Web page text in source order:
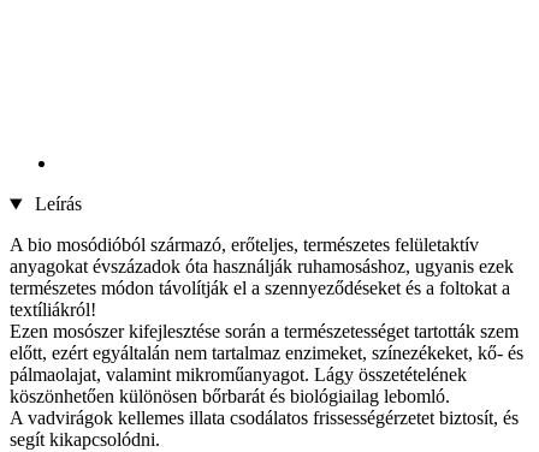
Leírás
A bio mosódióból származó, erőteljes, természetes felületaktív
anyagokat évszázadok óta használják ruhamosáshoz, ugyanis ezek
természetes módon távolítják el a szennyeződéseket és a foltokat a
textíliákról!
Ezen mosószer kifejlesztése során a természetességet tartották szem
előtt, ezért egyáltalán nem tartalmaz enzimeket, színezékeket, kő- és
pálmaolajat, valamint mikroműanyagot. Lágy összetételének
köszönhetően különösen bőrbarát és biológiailag lebomló.
A vadvirágok kellemes illata csodálatos frissességérzetet biztosít, és
segít kikapcsolódni.